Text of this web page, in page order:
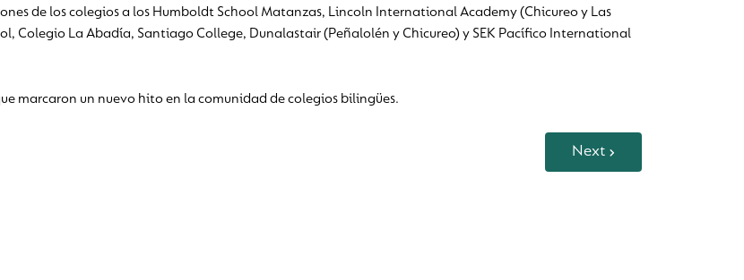
de los colegios a los Humboldt School Matanzas, Lincoln International Academy (Chicureo y Las
Colegio La Abadía, Santiago College, Dunalastair (Peñalolén y Chicureo) y SEK Pacífico International
marcaron un nuevo hito en la comunidad de colegios bilingües.
Next